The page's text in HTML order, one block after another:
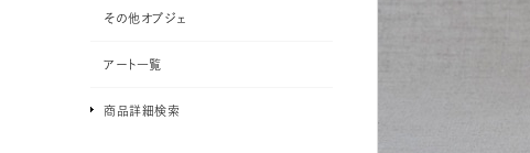
その他オブジェ
アート一覧
商品詳細検索